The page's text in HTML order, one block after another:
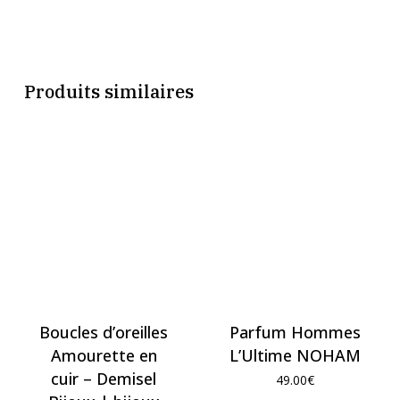
Produits similaires
Boucles d’oreilles
Amourette en
cuir – Demisel
Parfum Hommes
L’Ultime NOHAM
49.00€